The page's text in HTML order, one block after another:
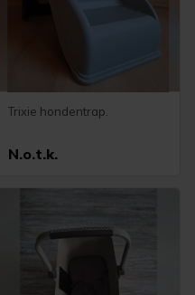
Trixie hondentrap.
N.o.t.k.